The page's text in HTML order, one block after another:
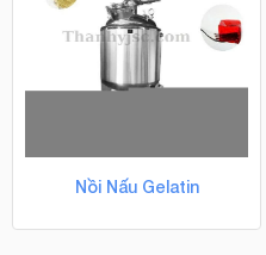
Nồi Nấu Gelatin